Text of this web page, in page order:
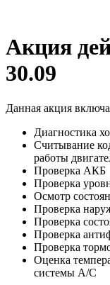
Акция
30.09
Данная акция
Диагностика
Считывание
работы
Проверка АКБ
Проверка
Осмотр
Проверка
Проверка
Проверка
Проверка
Оценка
системы А/С